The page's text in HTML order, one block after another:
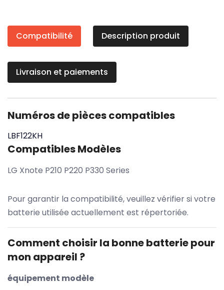
Compatibilité Description produit
Livraison et paiements
Numéros de pièces compatibles
LBF122KH
Compatibles Modèles
LG Xnote P210 P220 P330 Series
Pour garantir la compatibilité, veuillez vérifier si votre
batterie utilisée actuellement est répertoriée.
Comment choisir la bonne batterie pour
mon appareil ?
équipement modèle